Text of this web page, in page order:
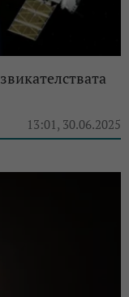
13:01, 30.06.2025